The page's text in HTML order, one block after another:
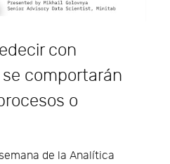
con
comportarán
o
de la Analítica